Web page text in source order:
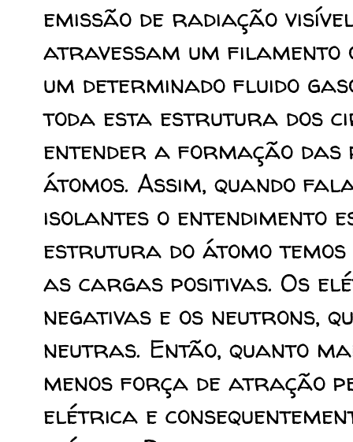
emissão de radiação
atravessam um filamento
um determinado fluido
toda esta estrutura dos
entender a formação das
átomos. Assim, quando
isolantes o entendimento
estrutura do átomo
as cargas positivas. Os
negativas e os neutrons,
neutras. Então, quanto
menos força de atração
elétrica e